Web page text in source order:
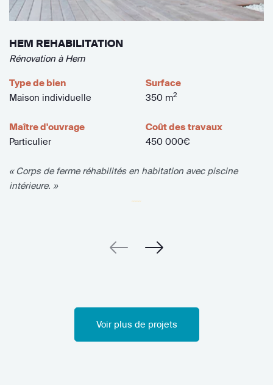
HEM REHABILITATION
Rénovation à Hem
Type de bien
Maison individuelle
Surface
350 m2
Maître d'ouvrage
Particulier
Coût des travaux
450 000€
« Corps de ferme réhabilités en habitation avec piscine
intérieure. »
Voir plus de projets